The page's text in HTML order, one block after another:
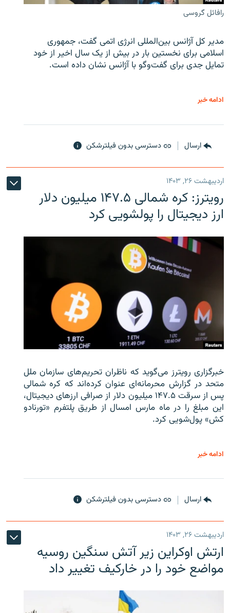
رافائل گروسی
مدیر کل آژانس بین‌المللی انرژی اتمی گفت، جمهوری
اسلامی برای نخستین بار در بیش از یک سال اخیر از خود
تمایل جدی برای گفت‌وگو با آژانس نشان داده است.
ادامه خبر
ارسال دسترسی بدون فیلترشکن
اردیبهشت ۲۶, ۱۴۰۳
رویترز: کره شمالی ۱۴۷.۵ میلیون دلار
ارز دیجیتال را پولشویی کرد
خبرگزاری رویترز می‌گوید که ناظران تحریم‌های سازمان ملل
متحد در گزارش محرمانه‌ای عنوان کرده‌اند که کره شمالی
پس از سرقت ۱۴۷.۵ میلیون دلار از صرافی ارزهای دیجیتال،
این مبلغ را در ماه مارس امسال از طریق پلتفرم «تورنادو
کش» پول‌شویی کرد.
ادامه خبر
ارسال دسترسی بدون فیلترشکن
اردیبهشت ۲۶, ۱۴۰۳
ارتش اوکراین زیر آتش سنگین روسیه
مواضع خود را در خارکیف تغییر داد